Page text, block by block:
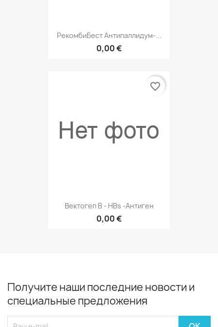
РекомбиБест Антипаллидум-...
0,00 €
Вектогеп B - HBs -антиген
0,00 €
favorite_border
Получите наши последние новости и
специальные предложения